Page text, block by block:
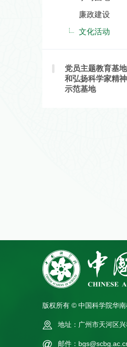
廉政建设
文化活动
党员主题教育基地
和弘扬科学家精神
示范基地
版权所有 © 中国科学院华南
地址：广州市天河区
邮件：